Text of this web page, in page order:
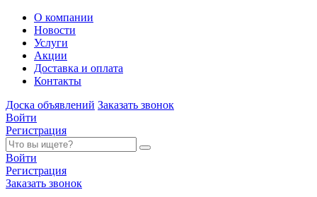
О компании
Новости
Услуги
Акции
Доставка и оплата
Контакты
Доска объявлений Заказать звонок
Войти
Регистрация
Войти
Регистрация
Заказать звонок